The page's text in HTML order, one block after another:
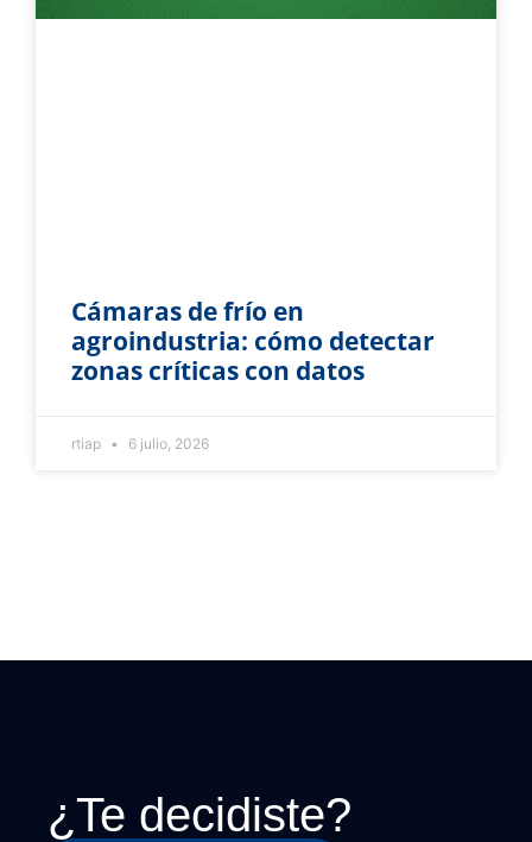
Cámaras de frío en
agroindustria: cómo detectar
zonas críticas con datos
rtiap 6 julio, 2026
¿Te decidiste?